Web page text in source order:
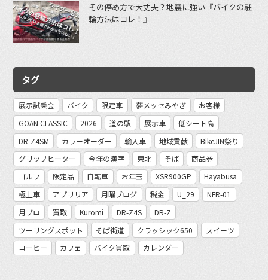
その停め方で大丈夫？地震に強い『バイクの駐
輪方法はコレ！』
タグ
展示試乗会 バイク 限定車 夢メッセみやぎ
お客様
GOAN CLASSIC
2026 道の駅 展示車
低シート高
DR-Z4SM
カラーオーダー 輸入車 地域貢献
BikeJIN祭り
グリップヒーター
今年の漢字 東北 そば
商品券
ゴルフ
限定品 自転車 お年玉 XSR900GP
Hayabusa
極上車
アプリリア 月曜ブログ 税金 U_29
NFR-01
月ブロ
買取 Kuromi DR-Z4S
DR-Z
ツーリングスポット
そば街道 クラッシック650
スイーツ
コーヒー
カフェ バイク買取 カレンダー